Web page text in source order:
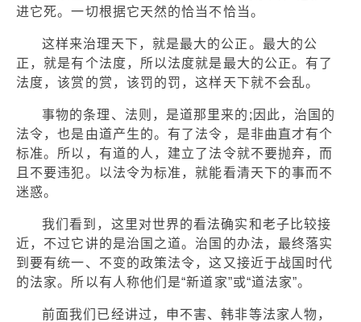
进它死。一切根据它天然的恰当不恰当。
这样来治理天下，就是最大的公正。最大的公
正，就是有个法度，所以法度就是最大的公正。有了
法度，该赏的赏，该罚的罚，这样天下就不会乱。
事物的条理、法则，是道那里来的;因此，治国的
法令，也是由道产生的。有了法令，是非曲直才有个
标准。所以，有道的人，建立了法令就不要抛弃，而
且不要违犯。以法令为标准，就能看清天下的事而不
迷惑。
我们看到，这里对世界的看法确实和老子比较接
近，不过它讲的是治国之道。治国的办法，最终落实
到要有统一、不变的政策法令，这又接近于战国时代
的法家。所以有人称他们是“新道家”或“道法家”。
前面我们已经讲过，申不害、韩非等法家人物，